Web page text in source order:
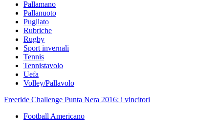
Pallamano
Pallanuoto
Pugilato
Rubriche
Rugby
Sport invernali
Tennis
Tennistavolo
Uefa
Volley/Pallavolo
Freeride Challenge Punta Nera 2016: i vincitori
Football Americano